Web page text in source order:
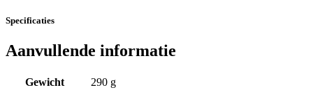
Specificaties
Aanvullende informatie
Gewicht 290 g